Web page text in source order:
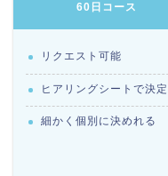
60日コース
リクエスト可能
ヒアリングシートで決定
細かく個別に決めれる